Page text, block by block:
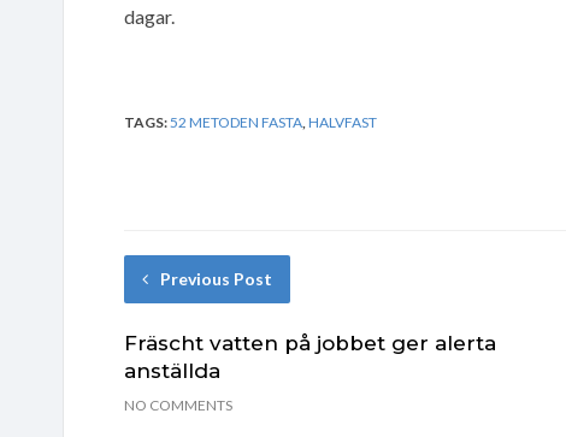
dagar.
TAGS: 52 METODEN FASTA HALVFAST
Previous Post
Fräscht vatten på jobbet ger alerta
anställda
NO COMMENTS